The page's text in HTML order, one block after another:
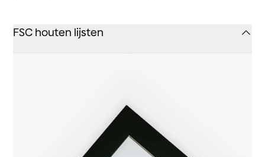
FSC houten lijsten